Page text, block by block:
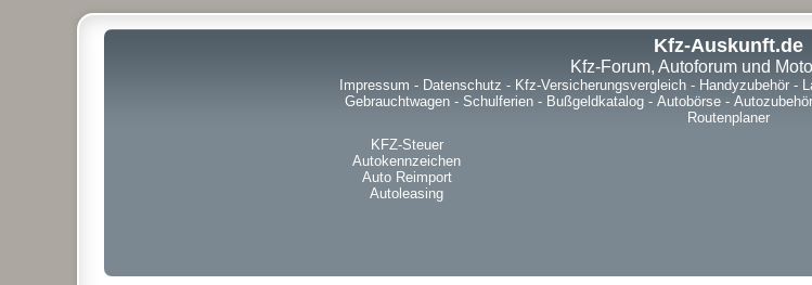
Kfz-Auskunft.de
Kfz-Forum, Autoforum und
Impressum - Datenschutz - Kfz-Versicherungsvergleich- Handyzubehör-
Gebrauchtwagen - Schulferien - Bußgeldkatalog - Autobörse - Autozubehör
Routenplaner
KFZ-Steuer
Autokennzeichen
Auto Reimport
Autoleasing